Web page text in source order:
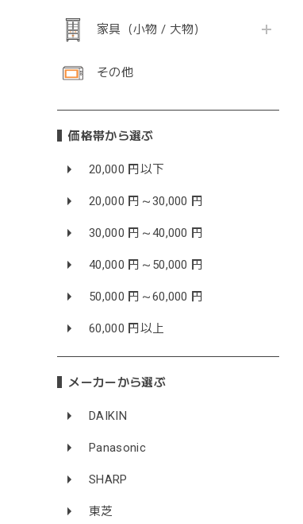
家具（小物 / 大物）
その他
価格帯から選ぶ
20,000 円以下
20,000 円～30,000 円
30,000 円～40,000 円
40,000 円～50,000 円
50,000 円～60,000 円
60,000 円以上
メーカーから選ぶ
DAIKIN
Panasonic
SHARP
東芝